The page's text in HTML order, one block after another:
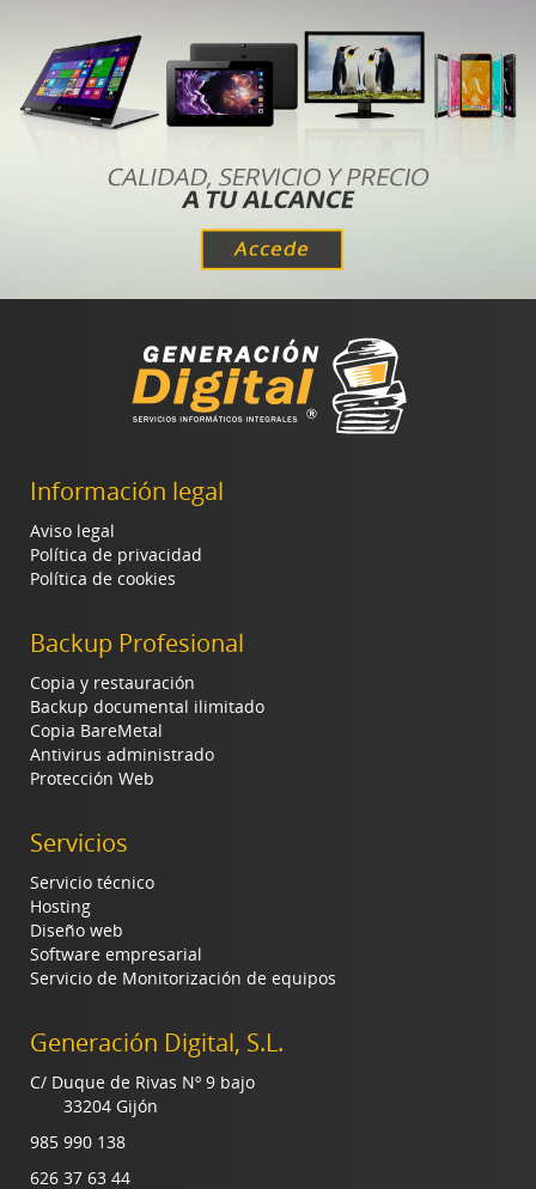
Información legal
Aviso legal
Política de privacidad
Política de cookies
Backup Profesional
Copia y restauración
Backup documental ilimitado
Copia BareMetal
Antivirus administrado
Protección Web
Servicios
Servicio técnico
Hosting
Diseño web
Software empresarial
Servicio de Monitorización de equipos
Generación Digital, S.L.
C/ Duque de Rivas Nº 9 bajo
33204 Gijón
985 990 138
626 37 63 44